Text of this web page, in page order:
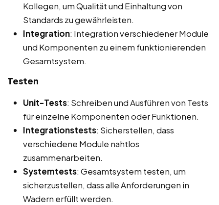
Kollegen, um Qualität und Einhaltung von
Standards zu gewährleisten.
Integration: Integration verschiedener Module
und Komponenten zu einem funktionierenden
Gesamtsystem.
Testen
Unit-Tests: Schreiben und Ausführen von Tests
für einzelne Komponenten oder Funktionen.
Integrationstests: Sicherstellen, dass
verschiedene Module nahtlos
zusammenarbeiten.
Systemtests: Gesamtsystem testen, um
sicherzustellen, dass alle Anforderungen in
Wadern erfüllt werden.